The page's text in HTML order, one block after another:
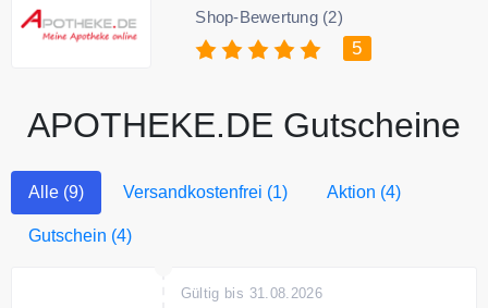
Shop-Bewertung (2)
5
APOTHEKE.DE Gutscheine
Alle (9) Versandkostenfrei (1) Aktion (4)
Gutschein (4)
Gültig bis 31.08.2026